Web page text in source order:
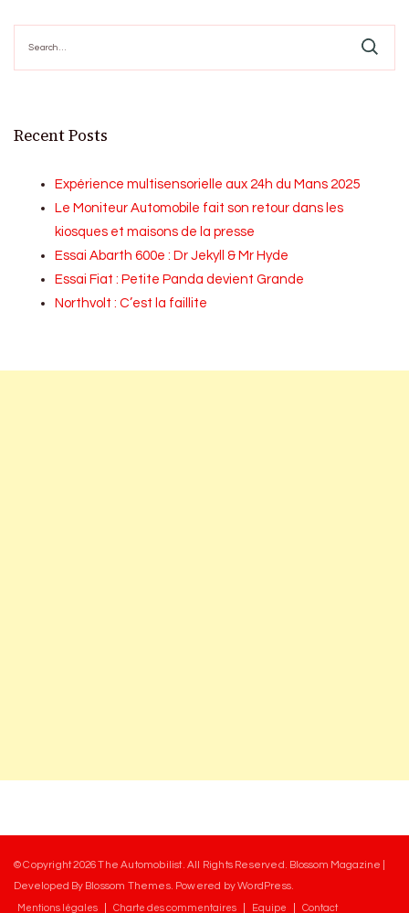
for:
Recent Posts
Expérience multisensorielle aux 24h du Mans 2025
Le Moniteur Automobile fait son retour dans les
kiosques et maisons de la presse
Essai Abarth 600e : Dr Jekyll & Mr Hyde
Essai Fiat : Petite Panda devient Grande
Northvolt : C’est la faillite
© Copyright 2026The Automobilist. All Rights Reserved. Blossom Magazine |
Developed By Blossom Themes. Powered byWordPress
Mentions légales Charte des commentaires Equipe Contact